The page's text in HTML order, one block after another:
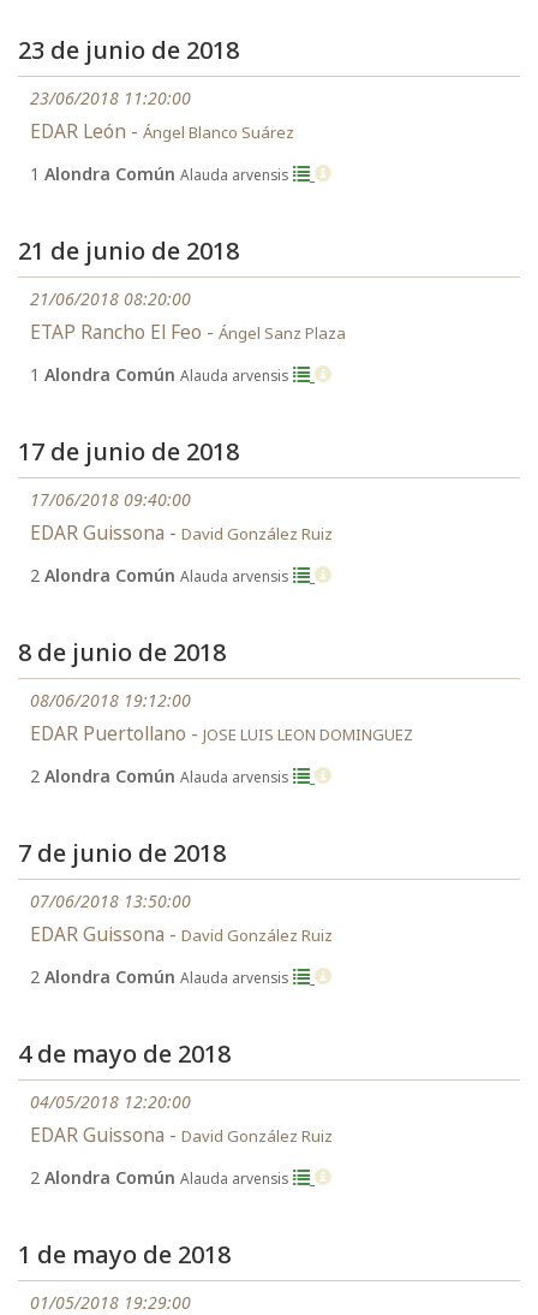
23 de junio de 2018
23/06/2018 11:20:00
EDAR León - Ángel Blanco Suárez
1 Alondra Común Alauda arvensis
21 de junio de 2018
21/06/2018 08:20:00
ETAP Rancho El Feo - Ángel Sanz Plaza
1 Alondra Común Alauda arvensis
17 de junio de 2018
17/06/2018 09:40:00
EDAR Guissona - David González Ruiz
2 Alondra Común Alauda arvensis
8 de junio de 2018
08/06/2018 19:12:00
EDAR Puertollano - JOSE LUIS LEON DOMINGUEZ
2 Alondra Común Alauda arvensis
7 de junio de 2018
07/06/2018 13:50:00
EDAR Guissona - David González Ruiz
2 Alondra Común Alauda arvensis
4 de mayo de 2018
04/05/2018 12:20:00
EDAR Guissona - David González Ruiz
2 Alondra Común Alauda arvensis
1 de mayo de 2018
01/05/2018 19:29:00